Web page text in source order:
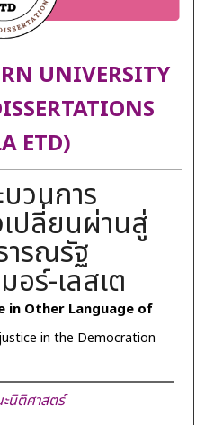
UNIVERSITY
ETD)
บวนการ
ปลี่ยนผ่านสู่
ารณรัฐ
อร์-เลสเต
in Other Language of
in the Democration
นิติศาสตร์